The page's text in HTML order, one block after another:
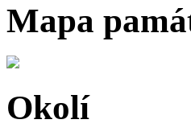
Mapa
Okolí